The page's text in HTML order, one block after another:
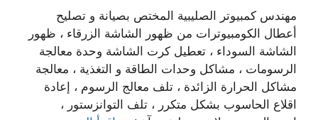
مهندس كمبيوتر الصليبية المختص بصيانة و تصليح
أعطال الكومبيوترات من ظهور الشاشة الزرقاء ، ظهور
الشاشة السوداء ، تعطيل كرت الشاشة وحدة معالجة
الرسومات ، مشاكل وحدات الطاقة و التغذية ، معالجة
مشاكل الحرارة الزائدة ، تلف معالج الرسوم ، إعادة
اقلاع الحاسوب بشكل متكرر ، تلف التوانزستور ،